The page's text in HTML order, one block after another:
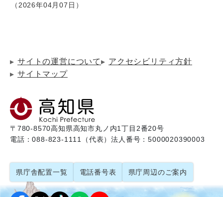
2026年04月07日
サイトの運営について
アクセシビリティ方針
サイトマップ
〒780-8570高知県高知市丸ノ内1丁目2番20号
電話：088-823-1111（代表）法人番号：5000020390003
県庁舎配置一覧 電話番号表 県庁周辺のご案内